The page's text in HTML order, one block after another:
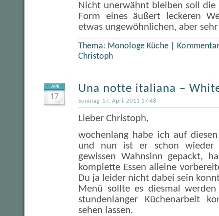
Nicht unerwähnt bleiben soll die
Form eines äußert leckeren
etwas ungewöhnlichen, aber
Thema: Monologe Küche
Christoph
APR
17
Una notte italiana –
Sonntag, 17. April 2011 17:48
Lieber Christoph,
wochenlang habe ich auf
und nun ist er schon wieder
gewissen Wahnsinn gepackt,
komplette Essen alleine
Du ja leider nicht dabei sein
Menü sollte es diesmal
stundenlanger Küchenarbeit
sehen lassen.